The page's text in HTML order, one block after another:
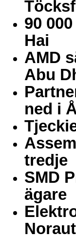
90
Hai
AMD
Abu
ned i
tredje
SMD
ägare